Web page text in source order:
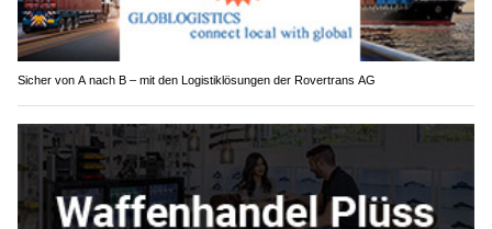
Sicher von A nach B – mit den Logistiklösungen der Rovertrans AG